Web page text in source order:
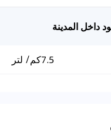
داخل المدينة
7.5كم/ لتر